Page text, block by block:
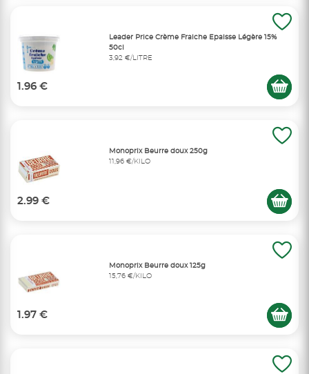
Leader Price Crème Fraiche Epaisse Légère 15%
50cl
3,92 €/LITRE
1.96 €
Monoprix Beurre doux 250g
11,96 €/KILO
2.99 €
Monoprix Beurre doux 125g
15,76 €/KILO
1.97 €